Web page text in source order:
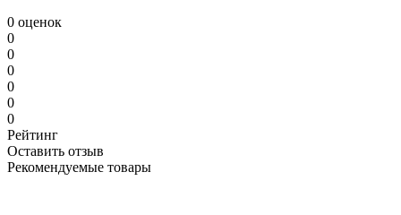
0 оценок
0
0
0
0
0
0
Рейтинг
Оставить отзыв
Рекомендуемые товары